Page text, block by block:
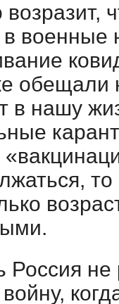
военные
обещали
в нашу
Россия не